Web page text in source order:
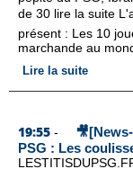
de 30 lire la suite
présent : Les 10
marchande au
Lire la suite
19:55 -
PSG : Les